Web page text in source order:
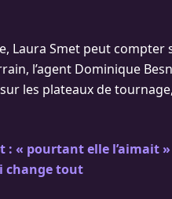
Laura Smet peut
l’agent Dominique
les plateaux de
: « pourtant elle l’aimait
change tout